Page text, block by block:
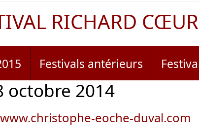
RICHARD
Festivals antérieurs
octobre 2014
eoche-duval.com